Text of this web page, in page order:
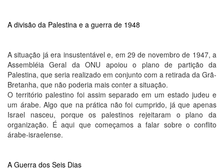
A divisão da Palestina e a guerra de 1948
A situação já era insustentável e, em 29 de novembro de 1947, a
Assembléia Geral da ONU apoiou o plano de partição da
Palestina, que seria realizado em conjunto com a retirada da Grã-
Bretanha, que não poderia mais conter a situação.
O território palestino foi assim separado em um estado judeu e
um árabe. Algo que na prática não foi cumprido, já que apenas
Israel nasceu, porque os palestinos rejeitaram o plano da
organização. É aqui que começamos a falar sobre o conflito
árabe-israelense.
A Guerra dos Seis Dias